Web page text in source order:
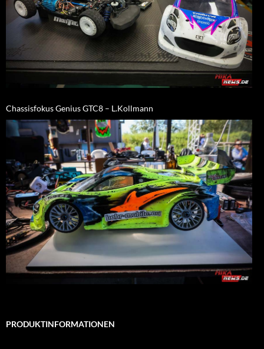
Chassisfokus Genius GTC8 – L.Kollmann
PRODUKTINFORMATIONEN